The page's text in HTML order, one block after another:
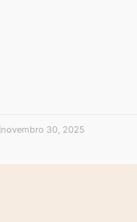
novembro 30, 2025